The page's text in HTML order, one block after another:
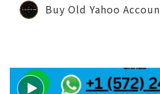
Buy Old Yahoo Accoun